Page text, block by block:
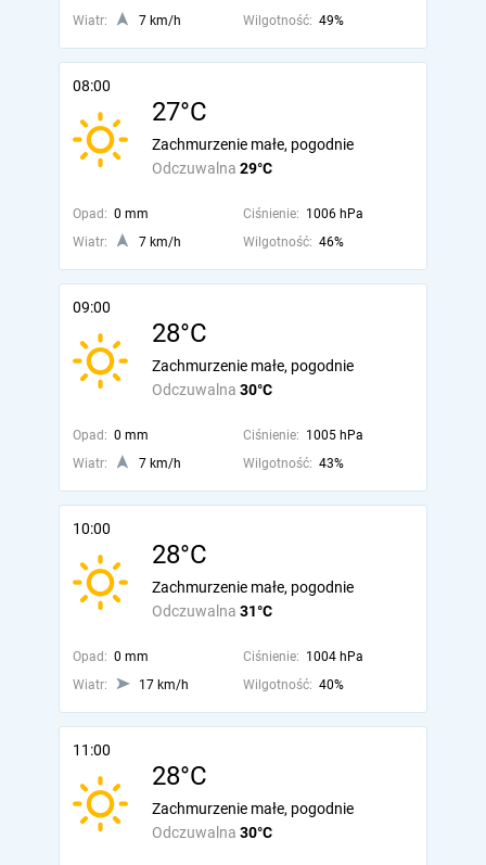
Wiatr: 7 km/h Wilgotność: 49%
08:00
27°C
Odczuwalna 29°C
Zachmurzenie małe, pogodnie
Opad: 0 mm Ciśnienie: 1006 hPa
Wiatr:
7 km/h Wilgotność: 46%
09:00
28°C
Odczuwalna 30°C
Zachmurzenie małe, pogodnie
Opad: 0 mm Ciśnienie: 1005 hPa
Wiatr:
7 km/h Wilgotność: 43%
10:00
28°C
Odczuwalna 31°C
Zachmurzenie małe, pogodnie
Opad: 0 mm Ciśnienie: 1004 hPa
Wiatr:
17 km/h Wilgotność: 40%
11:00
28°C
Odczuwalna 30°C
Zachmurzenie małe, pogodnie